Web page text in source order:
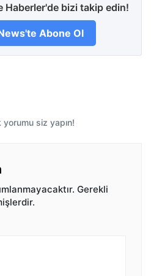
Haberler'de bizi takip edin!
Abone Ol
yorumu siz yapın!
Gerekli